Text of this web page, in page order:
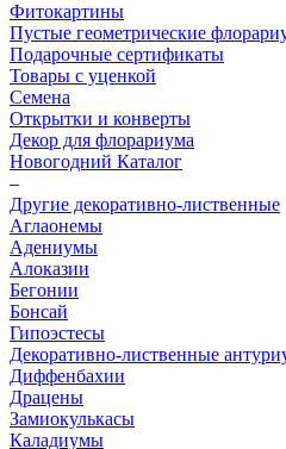
Фитокартины
Пустые геометрические
Подарочные сертификаты
Товары с уценкой
Семена
Открытки и конверты
Декор для флорариума
Новогодний Каталог
–
Другие декоративно-лиственные
Аглаонемы
Адениумы
Алоказии
Бегонии
Бонсай
Гипоэстесы
Декоративно-лиственные
Диффенбахии
Драцены
Замиокулькасы
Каладиумы